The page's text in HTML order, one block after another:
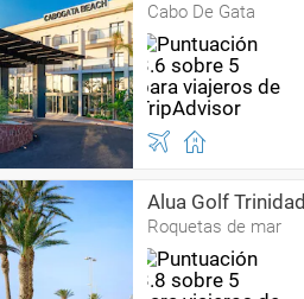
Cabo De Gata
Alua Golf Trinidad
Roquetas de mar